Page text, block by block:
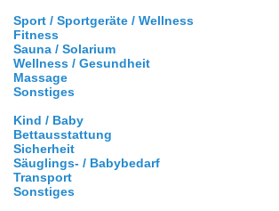
Sport / Sportgeräte / Wellness
Fitness
Sauna / Solarium
Wellness / Gesundheit
Massage
Sonstiges
Kind / Baby
Bettausstattung
Sicherheit
Säuglings- / Babybedarf
Transport
Sonstiges